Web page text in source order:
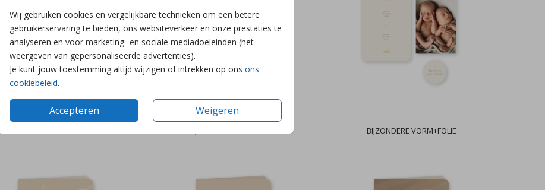
Wij gebruiken cookies en vergelijkbare technieken om een betere
gebruikerservaring te bieden, ons websiteverkeer en onze prestaties te
analyseren en voor marketing- en sociale mediadoeleinden (het
weergeven van gepersonaliseerde advertenties).
Je kunt jouw toestemming altijd wijzigen of intrekken op ons ons
cookiebeleid.
Accepteren Weigeren
BIJZONDERE VORM+FOLIE